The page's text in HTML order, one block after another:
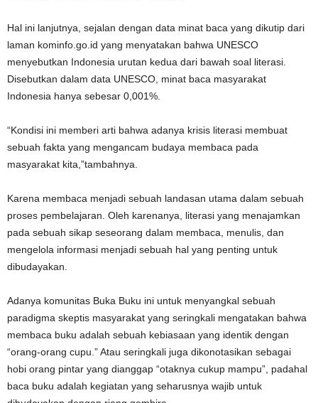
Hal ini lanjutnya, sejalan dengan data minat baca yang dikutip dari
laman kominfo.go.id yang menyatakan bahwa UNESCO
menyebutkan Indonesia urutan kedua dari bawah soal literasi.
Disebutkan dalam data UNESCO, minat baca masyarakat
Indonesia hanya sebesar 0,001%.
“Kondisi ini memberi arti bahwa adanya krisis literasi membuat
sebuah fakta yang mengancam budaya membaca pada
masyarakat kita,”tambahnya.
Karena membaca menjadi sebuah landasan utama dalam sebuah
proses pembelajaran. Oleh karenanya, literasi yang menajamkan
pada sebuah sikap seseorang dalam membaca, menulis, dan
mengelola informasi menjadi sebuah hal yang penting untuk
dibudayakan.
Adanya komunitas Buka Buku ini untuk menyangkal sebuah
paradigma skeptis masyarakat yang seringkali mengatakan bahwa
membaca buku adalah sebuah kebiasaan yang identik dengan
“orang-orang cupu.” Atau seringkali juga dikonotasikan sebagai
hobi orang pintar yang dianggap “otaknya cukup mampu”, padahal
baca buku adalah kegiatan yang seharusnya wajib untuk